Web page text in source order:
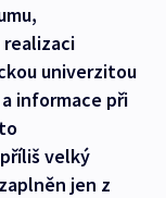
univerzitou
informace při
velký
jen z